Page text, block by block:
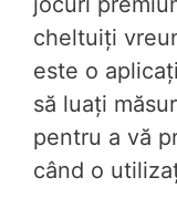
cheltuiți
este o
să luați
pentru a vă
când o